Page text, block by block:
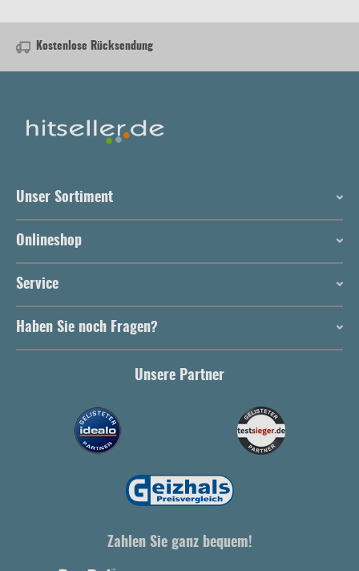
Kostenlose Rücksendung
Unser Sortiment
Onlineshop
Service
Haben Sie noch Fragen?
Unsere Partner
Zahlen Sie ganz bequem!